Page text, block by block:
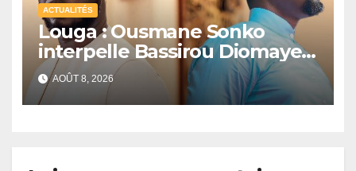
ACTUALITÉS
Louga : Ousmane Sonko
interpelle Bassirou Diomaye
Faye sur la date des élections
locales
AOÛT 8, 2026